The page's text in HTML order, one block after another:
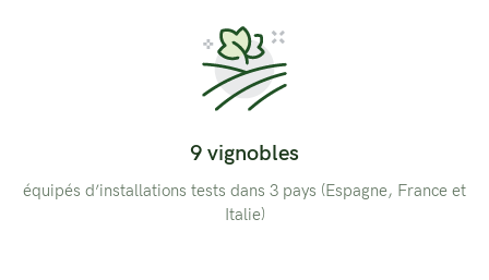
9 vignobles
équipés d’installations tests dans 3 pays (Espagne, France et
Italie)